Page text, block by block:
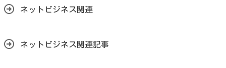
ネットビジネス関連
ネットビジネス関連記事